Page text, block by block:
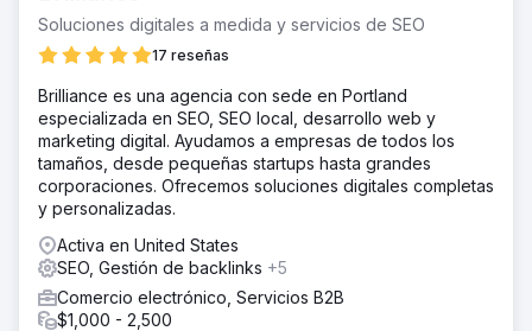
Soluciones digitales a medida y servicios de SEO
17 reseñas
Brilliance es una agencia con sede en Portland
especializada en SEO, SEO local, desarrollo web y
marketing digital. Ayudamos a empresas de todos los
tamaños, desde pequeñas startups hasta grandes
corporaciones. Ofrecemos soluciones digitales completas
y personalizadas.
Activa en United States
SEO, Gestión de backlinks +5
Comercio electrónico, Servicios B2B
$1,000 - 2,500